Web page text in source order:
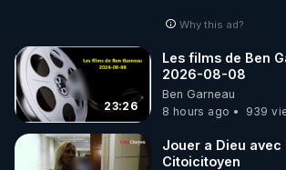
🌱 INSTAGRAM
https://www.instagram.com/
http://rgnr.li/instagram
Why this ad?
23:26
Les films de Ben
2026-08-08
Ben Garneau
8 hours ago
939
Jouer a Dieu avec
Citoicitoyen